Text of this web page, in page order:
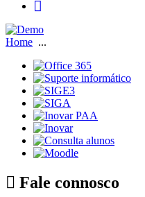
Home ...
Fale connosco